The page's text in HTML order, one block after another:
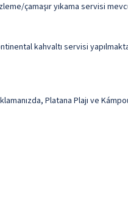
çamaşır yıkama
kahvaltı servisi
Platana Plajı ve